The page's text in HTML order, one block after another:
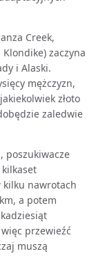
Creek,
zaczyna
i Alaski.
mężczyzn,
złoto
zaledwie
poszukiwacze
kilku nawrotach
a potem
przewieźć
muszą